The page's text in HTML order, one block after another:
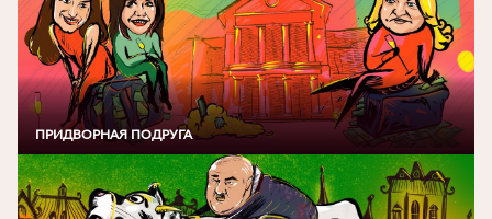
ПРИДВОРНАЯ ПОДРУГА